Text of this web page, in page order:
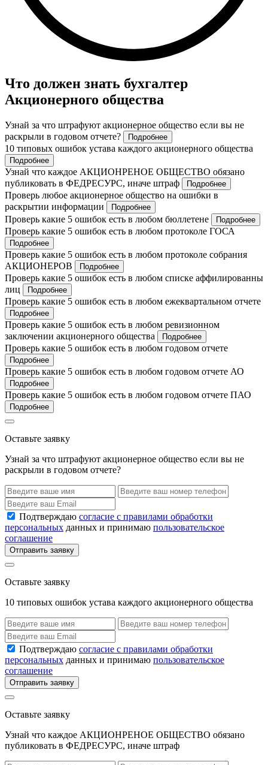
Что должен знать бухгалтер
Акционерного общества
Узнай за что штрафуют акционерное общество если вы не
раскрыли в годовом отчете?
Подробнее
10 типовых ошибок устава каждого акционерного общества
Подробнее
Узнай что каждое АКЦИОНРЕНОЕ ОБЩЕСТВО обязано
публиковать в ФЕДРЕСУРС, иначе штраф
Подробнее
Проверь любое акционерное общество на ошибки в
раскрытии информации
Подробнее
Проверь какие 5 ошибок есть в любом бюллетене Подробнее
Проверь какие 5 ошибок есть в любом протоколе ГОСА
Подробнее
Проверь какие 5 ошибок есть в любом протоколе собрания
АКЦИОНЕРОВ
Подробнее
Проверь какие 5 ошибок есть в любом списке аффилированны
лиц
Подробнее
Проверь какие 5 ошибок есть в любом ежеквартальном отчете
Подробнее
Проверь какие 5 ошибок есть в любом ревизионном
заключении акционерного общества
Подробнее
Проверь какие 5 ошибок есть в любом годовом отчете
Подробнее
Проверь какие 5 ошибок есть в любом годовом отчете АО
Подробнее
Проверь какие 5 ошибок есть в любом годовом отчете ПАО
Подробнее
Оставьте заявку
Узнай за что штрафуют акционерное общество если вы не
раскрыли в годовом отчете?
Подтверждаю согласие с правилами обработки
персональных данных и принимаю пользовательское
соглашение
Отправить заявку
Оставьте заявку
10 типовых ошибок устава каждого акционерного общества
Подтверждаю согласие с правилами обработки
персональных данных и принимаю пользовательское
соглашение
Отправить заявку
Оставьте заявку
Узнай что каждое АКЦИОНРЕНОЕ ОБЩЕСТВО обязано
публиковать в ФЕДРЕСУРС, иначе штраф